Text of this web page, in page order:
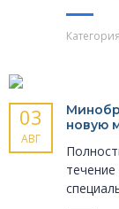
03
АВГ
новую
течение